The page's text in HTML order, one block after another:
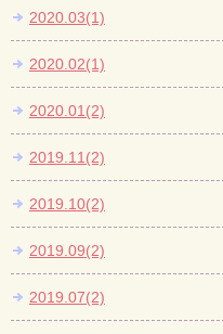
2020.03(1)
2020.02(1)
2020.01(2)
2019.11(2)
2019.10(2)
2019.09(2)
2019.07(2)